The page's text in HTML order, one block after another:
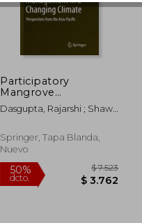
50%
dcto. $
Participatory
Mangrove
Management in a
Changing Climate:
the Asia-Pacific (en
Inglés)
Dasgupta, Rajarshi ; Shaw,
Springer, Tapa Blanda,
Nuevo